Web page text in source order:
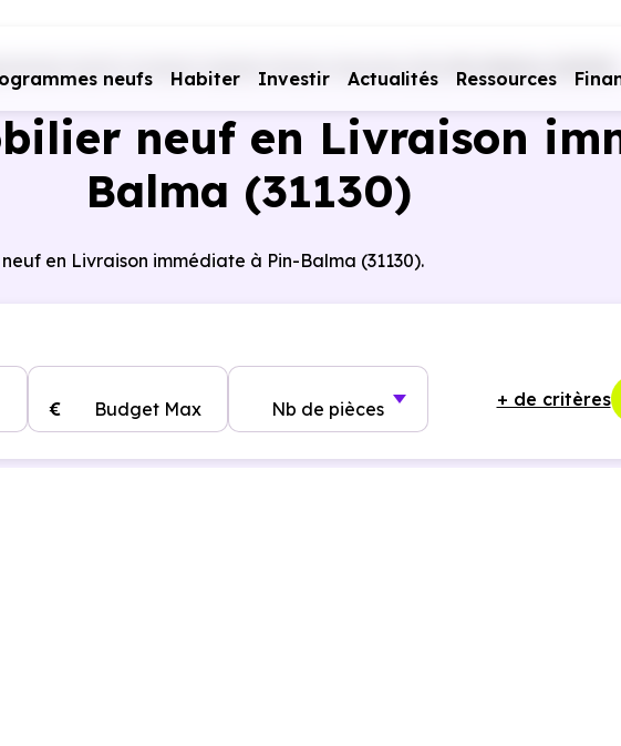
neufs Habiter Investir Actualités Ressources
neufs Livraison rapide Haute-Garonne (31) Pin-Balma (31130)
neuf en Livraison
Balma (31130)
en Livraison immédiate à Pin-Balma (31130).
Budget Max
€ Nb de pièces + de critères